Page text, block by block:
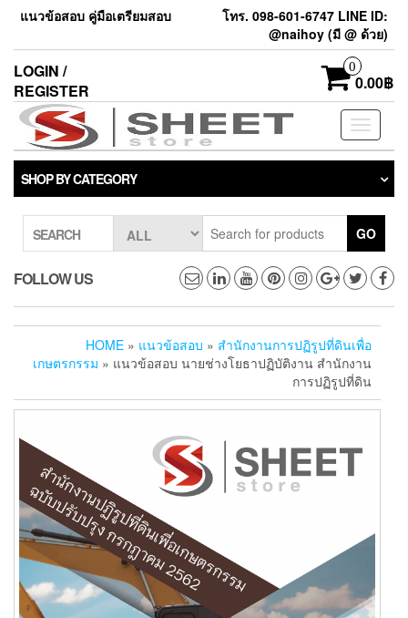
แนวข้อสอบ คู่มือเตรียมสอบ
โทร. 098-601-6747 LINE ID:
@naihoy (มี @ ด้วย)
LOGIN /
REGISTER
0
0.00฿
Toggle
SHOP BY CATEGORY
SEARCH GO
FOLLOW US
HOME » แนวข้อสอบ » สำนักงานการปฏิรูปที่ดินเพื่อ
เกษตรกรรม » แนวข้อสอบ นายช่างโยธาปฏิบัติงาน สำนักงาน
การปฏิรูปที่ดิน